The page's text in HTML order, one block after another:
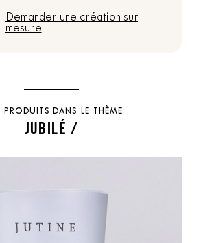
Demander une création sur
mesure
PRODUITS DANS LE THÈME
JUBILÉ /